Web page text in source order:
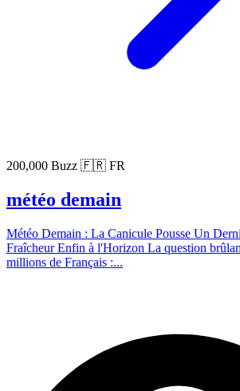
200,000 Buzz 🇫🇷 FR
météo demain
Météo Demain : La Canicule Pousse Un
Fraîcheur Enfin à l'Horizon La question
millions de Français :...